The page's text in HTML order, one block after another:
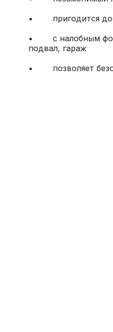
•        с налобным
•        позволяет